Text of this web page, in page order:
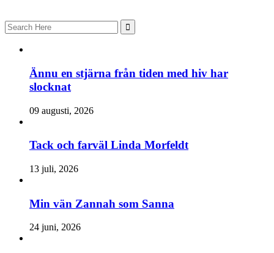
Search
for:
Ännu en stjärna från tiden med hiv har
slocknat
09 augusti, 2026
Tack och farväl Linda Morfeldt
13 juli, 2026
Min vän Zannah som Sanna
24 juni, 2026